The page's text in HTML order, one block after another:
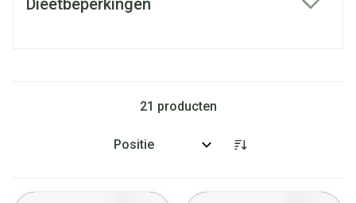
Dieetbeperkingen
21 producten
Sorteer op: